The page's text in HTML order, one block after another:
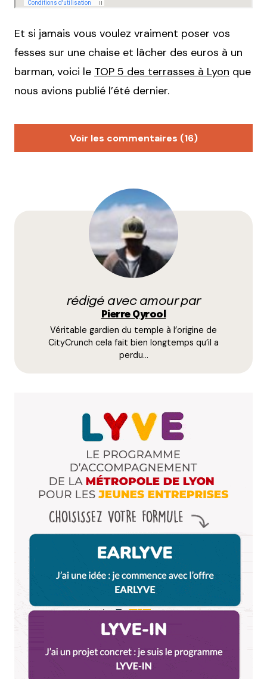
Et si jamais vous voulez vraiment poser vos
fesses sur une chaise et lâcher des euros à un
barman, voici le TOP 5 des terrasses à Lyon que
nous avions publié l’été dernier.
Voir les commentaires (16)
Répondre
Effectivement ce spot aurait pu concourir dans
Qyrool
10 juin 2016 à 7 h 10 min
En remontant les berges de Saône direction île
Iabloka
Heuuu… C’est interdit de boire de l’alcool dans la
rue à Lyon, sauf pour les terrasses de café!
9 juin 2016 à 17 h 39 min
Répondre
Oui, mais on peut boire du jus de Melon par
contre.
9 juin 2016 à 17 h 51 min
js
rédigé avec amour par
Pierre Qyrool
Véritable gardien du temple à l’origine de
CityCrunch cela fait bien longtemps qu’il a
perdu…